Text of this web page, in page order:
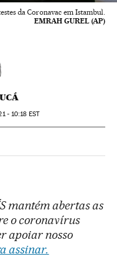
da Coronavac em Istambul.
EMRAH GUREL (AP)
- 10:18 EST
mantém abertas as
o coronavírus
apoiar nosso
assinar.